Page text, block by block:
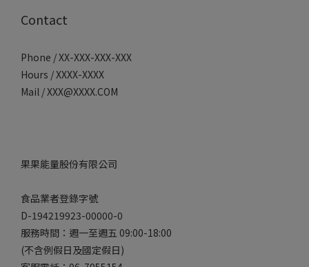
Contact
Phone / XX-XXX-XXX-XXX
Hours / XXXX-XXXX
Mail / XXX@XXXX.COM
果果能量股份有限公司
食品業者登錄字號
D-194219923-00000-0
服務時間：週一至週五 09:00-18:00
(不含例假日及國定假日)